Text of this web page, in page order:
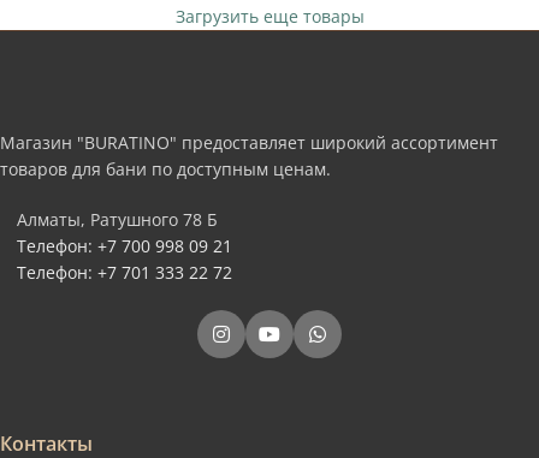
Загрузить еще товары
Магазин "BURATINO" предоставляет широкий ассортимент
товаров для бани по доступным ценам.
Алматы, Ратушного 78 Б
Телефон: +7 700 998 09 21
Телефон: +7 701 333 22 72
Контакты